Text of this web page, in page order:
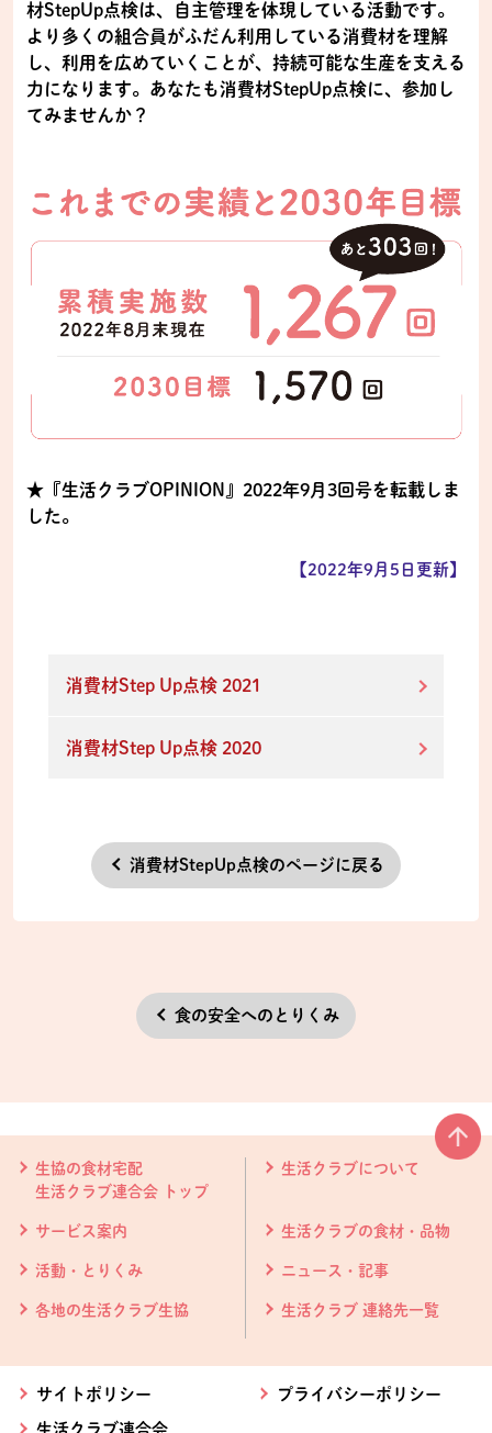
材StepUp点検は、自主管理を体現している活動です。
より多くの組合員がふだん利用している消費材を理解
し、利用を広めていくことが、持続可能な生産を支える
力になります。あなたも消費材StepUp点検に、参加し
てみませんか？
★『生活クラブOPINION』2022年9月3回号を転載しま
した。
【2022年9月5日更新】
消費材Step Up点検 2021
消費材Step Up点検 2020
消費材StepUp点検のページに戻る
食の安全へのとりくみ
生協の食材宅配
生活クラブ連合会 トップ
生活クラブについて
サービス案内 生活クラブの食材・品物
活動・とりくみ ニュース・記事
各地の生活クラブ生協 生活クラブ 連絡先一覧
サイトポリシー プライバシーポリシー
生活クラブ連合会